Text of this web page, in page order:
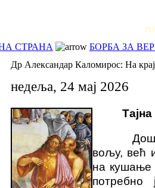
СТРАНА
БОРБА ЗА
Др Александар Каломирос: На
недеља, 24 мај 2026
Дошло
вољу, већ
на
потребно